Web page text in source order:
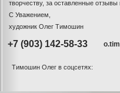
творчеству, за оставленные отзывы
С Уважением,
художник Олег Тимошин
+7 (903) 142-58-33
Тимошин Олег в соцсетях: